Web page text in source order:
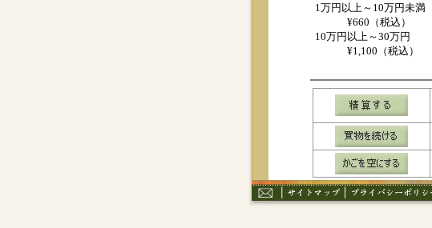
1万円以上～10万円未満
¥660（税込）
10万円以上～30万円
¥1,100（税込）